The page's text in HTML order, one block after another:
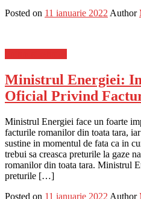
Posted on 11 ianuarie 2022 Author
Ministrul Energiei:
Oficial Privind
Ministrul Energiei face un foarte
facturile romanilor din toata tara,
sustine in momentul de fata ca in
trebui sa creasca preturile la gaze
romanilor din toata tara. Ministrul
preturile […]
Posted on 11 ianuarie 2022 Author